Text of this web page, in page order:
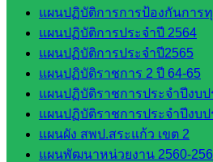
แผนปฏิบัติการการป้องกันการ
แผนปฏิบัติการประจำปี 2564
แผนปฏิบัติการประจำปี2565
แผนปฏิบัติราชการ 2 ปี 64-65
แผนปฏิบัติราชการประจำปีงบ
แผนปฏิบัติราชการประจำปีงบ
แผนผัง สพป.สระแก้ว เขต 2
แผนพัฒนาหน่วยงาน 2560-
Line
Tel 037-232263: